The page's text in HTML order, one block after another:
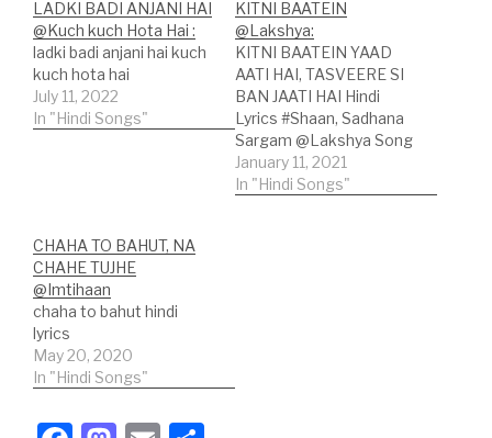
LADKI BADI ANJANI HAI
@Kuch kuch Hota Hai :
ladki badi anjani hai kuch
kuch hota hai
July 11, 2022
In "Hindi Songs"
KITNI BAATEIN
@Lakshya:
KITNI BAATEIN YAAD
AATI HAI, TASVEERE SI
BAN JAATI HAI Hindi
Lyrics #Shaan, Sadhana
Sargam @Lakshya Song
Credits: Song: Kitni
Baatein;Movie:
January 11, 2021
In "Hindi Songs"
CHAHA TO BAHUT, NA
CHAHE TUJHE
@Imtihaan
chaha to bahut hindi
lyrics
May 20, 2020
In "Hindi Songs"